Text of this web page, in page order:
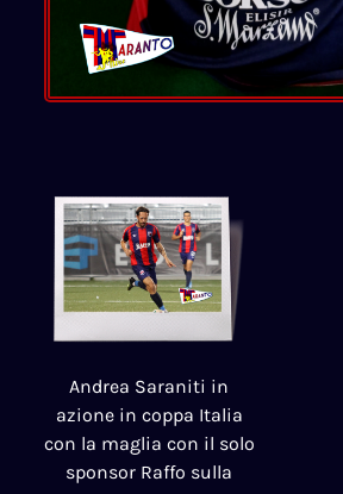
Andrea Saraniti in
azione in coppa Italia
con la maglia con il solo
sponsor Raffo sulla